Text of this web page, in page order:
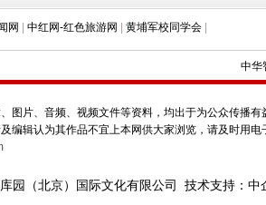
网 中红网-红色旅游网 黄埔军校同学会
中华
图片、音频、视频文件等资料，均出于为公众传播
编辑认为其作品不宜上本网供大家浏览，请及时用
园（北京）国际文化有限公司 技术支持：